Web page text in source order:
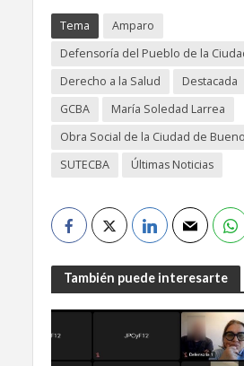
Tema
Amparo
Defensoría del Pueblo de la
Derecho a la Salud
Destacada
GCBA
María Soledad Larrea
Obra Social de la Ciudad de
SUTECBA
Últimas Noticias
También puede interesarte